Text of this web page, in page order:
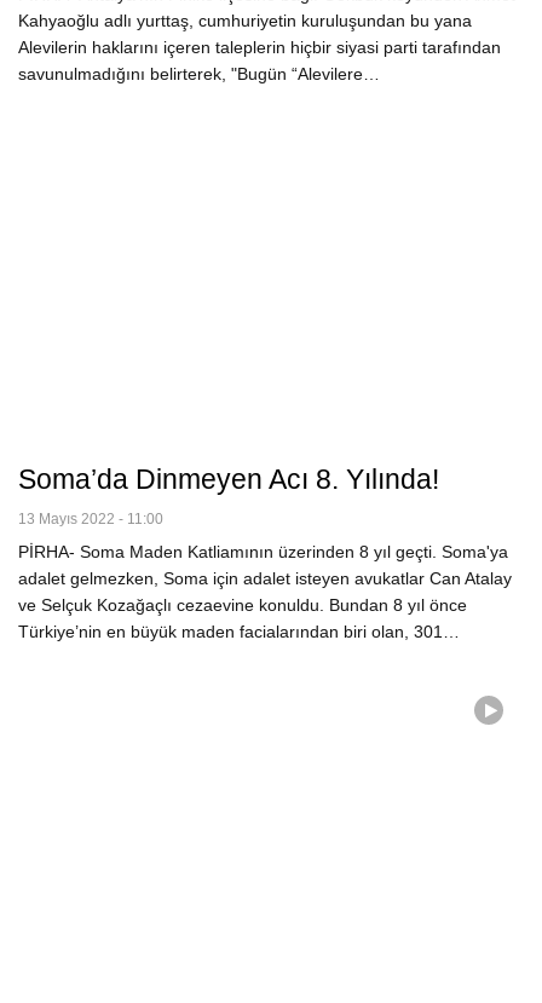
Kahyaoğlu adlı yurttaş, cumhuriyetin kuruluşundan bu yana
Alevilerin haklarını içeren taleplerin hiçbir siyasi parti tarafından
savunulmadığını belirterek, "Bugün “Alevilere…
Soma’da Dinmeyen Acı 8. Yılında!
13 Mayıs 2022 - 11:00
PİRHA- Soma Maden Katliamının üzerinden 8 yıl geçti. Soma'ya
adalet gelmezken, Soma için adalet isteyen avukatlar Can Atalay
ve Selçuk Kozağaçlı cezaevine konuldu. Bundan 8 yıl önce
Türkiye’nin en büyük maden facialarından biri olan, 301…